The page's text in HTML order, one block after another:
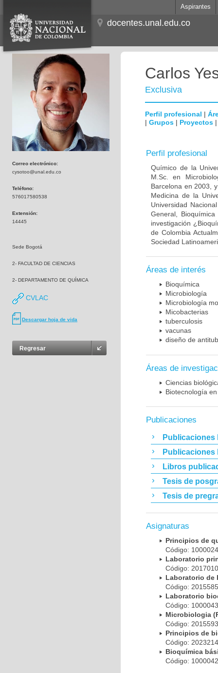
Aspirantes
docentes.unal.edu.co
Correo electrónico:
cysotoo@unal.edu.co
Teléfono:
576017580538
Extensión:
14445
Sede Bogotá
2- FACULTAD DE CIENCIAS
2- DEPARTAMENTO DE QUÍMICA
CVLAC
Descargar hoja de vida
Regresar
Carlos
Exclusiva
Perfil profesional |
| Grupos | Proyectos
Perfil profesional
Químico de la
M.Sc. en
Barcelona en 2003,
Medicina de la
Universidad
General,
investigación
de Colombia
Sociedad
Áreas de interés
Bioquímica
Microbiología
Microbiología
Micobacterias
tuberculosis
vacunas
diseño de
Áreas de
Ciencias
Biotecnología
Publicaciones
Publicaciones
Publicaciones
Libros
Tesis de
Tesis de
Asignaturas
Principios de
Código:
Laboratorio
Código:
Laboratorio de
Código:
Laboratorio
Código:
Microbiologia
Código:
Principios de
Código:
Bioquímica
Código: